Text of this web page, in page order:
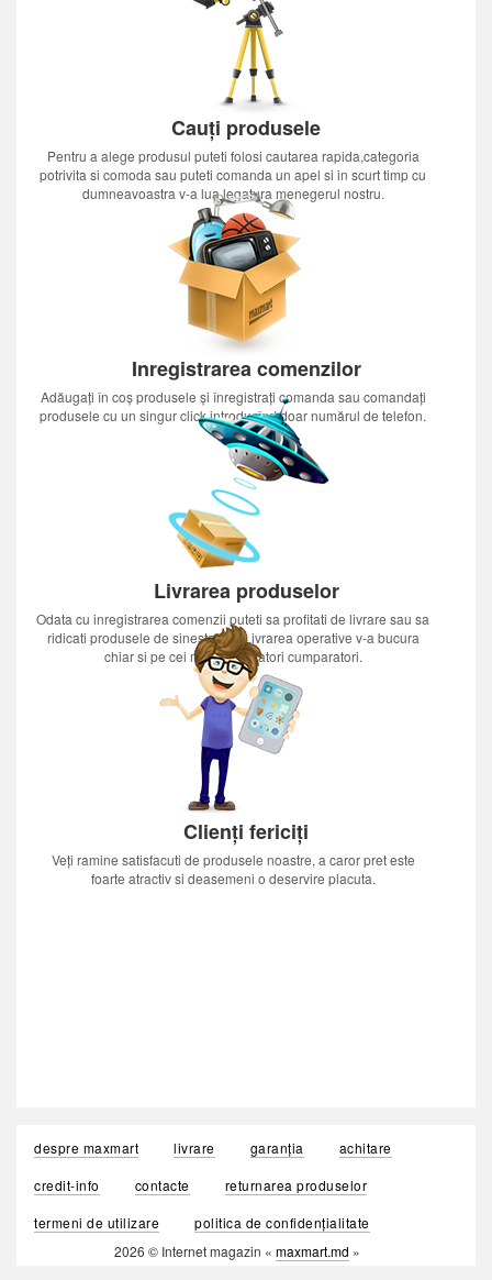
Cauți produsele
Pentru a alege produsul puteti folosi cautarea rapida,categoria
potrivita si comoda sau puteti comanda un apel si in scurt timp cu
dumneavoastra v-a lua legatura menegerul nostru.
Inregistrarea comenzilor
Adăugați în coș produsele și înregistrați comanda sau comandați
produsele cu un singur click introducînd doar numărul de telefon.
Livrarea produselor
Odata cu inregistrarea comenzii puteti sa profitati de livrare sau sa
ridicati produsele de sinestatator.Livrarea operative v-a bucura
chiar si pe cei mai nerabdatori cumparatori.
Clienți fericiți
Veți ramine satisfacuti de produsele noastre, a caror pret este
foarte atractiv si deasemeni o deservire placuta.
despre maxmart livrare garanția
achitare
credit-info
contacte
returnarea produselor
termeni de utilizare
politica de confidențialitate
2026 © Internet magazin « maxmart.md »